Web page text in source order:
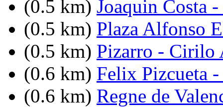
(0.5 km) Joaquin Costa
(0.5 km) Plaza Alfonso
(0.5 km) Pizarro - Cirilo
(0.6 km) Felix Pizcueta
(0.6 km) Regne de